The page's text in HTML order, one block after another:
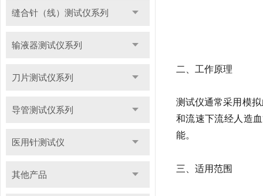
缝合针（线）测试仪系列
输液器测试仪系列
刀片测试仪系列
导管测试仪系列
医用针测试仪
其他产品
二、工作原理
测试仪通常采用模
和流速下流经人造
能。
三、适用范围